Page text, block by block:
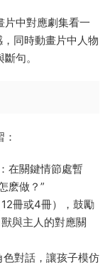
片中對應劇集看一
同時動畫片中人物
句。
：在關鍵情節處暫
麽做？”
冊或4冊），鼓勵
與主人的對應關
色對話，讓孩子模仿